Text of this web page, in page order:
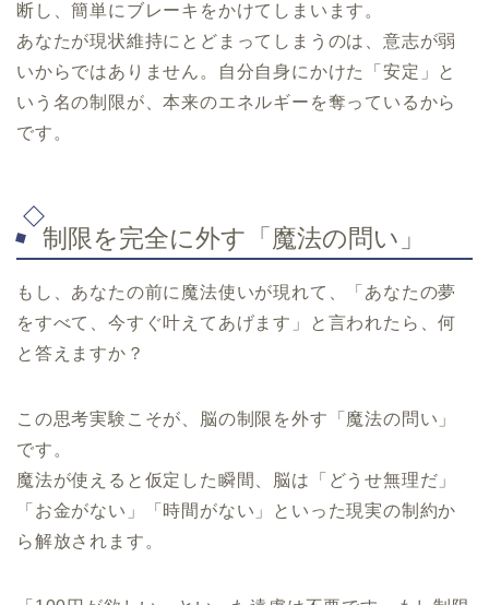
断し、簡単にブレーキをかけてしまいます。
あなたが現状維持にとどまってしまうのは、意志が弱
いからではありません。自分自身にかけた「安定」と
いう名の制限が、本来のエネルギーを奪っているから
です。
制限を完全に外す「魔法の問い」
もし、あなたの前に魔法使いが現れて、「あなたの夢
をすべて、今すぐ叶えてあげます」と言われたら、何
と答えますか？
この思考実験こそが、脳の制限を外す「魔法の問い」
です。
魔法が使えると仮定した瞬間、脳は「どうせ無理だ」
「お金がない」「時間がない」といった現実の制約か
ら解放されます。